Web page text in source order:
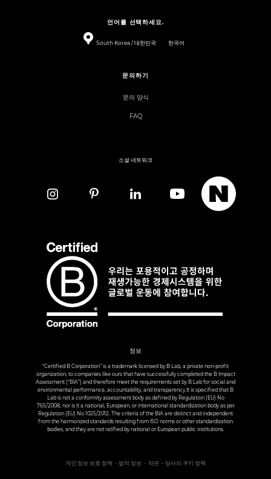
언어를 선택하세요.
South Korea / 대한민국 한국어
문의하기
문의 양식
FAQ
소셜 네트워크
정보
“Certified B Corporation” is a trademark licensed by B Lab, a private non-profit
organization, to companies like ours that have successfully completed the B Impact
Assessment (“BIA”) and therefore meet the requirements set by B Lab for social and
environmental performance, accountability, and transparency.It is specified that B
Lab is not a conformity assessment body as defined by Regulation (EU) No
765/2008, nor is it a national, European, or international standardization body as per
Regulation (EU) No 1025/2012. The criteria of the BIA are distinct and independent
from the harmonized standards resulting from ISO norms or other standardization
bodies, and they are not ratified by national or European public institutions.
개인 정보 보호 정책 법적 정보 약관 당사의 쿠키 정책